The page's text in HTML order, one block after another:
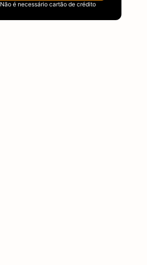
Não é necessário cartão de crédito